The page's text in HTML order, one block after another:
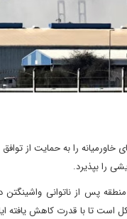
را به حمایت از
را بپذیرد.
پس از ناتوانی واشینگتن
تا با قدرت کاهش یافته